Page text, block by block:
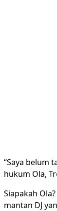
“Saya belum
hukum Ola,
Siapakah
mantan DJ